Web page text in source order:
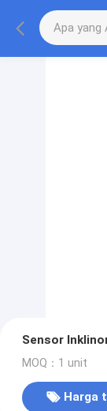
Sensor
MOQ：1 unit
Harga